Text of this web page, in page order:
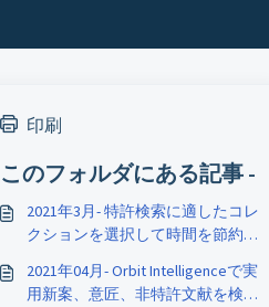
印刷
このフォルダにある記事 -
2021年3月- 特許検索に適したコレ
クションを選択して時間を節約し
2021年04月- Orbit Intelligenceで実
用新案、意匠、非特許文献を検索